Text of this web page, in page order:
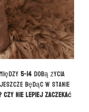
5-14dobą życia
będąc w stanie
Czy nie lepiej zaczekać